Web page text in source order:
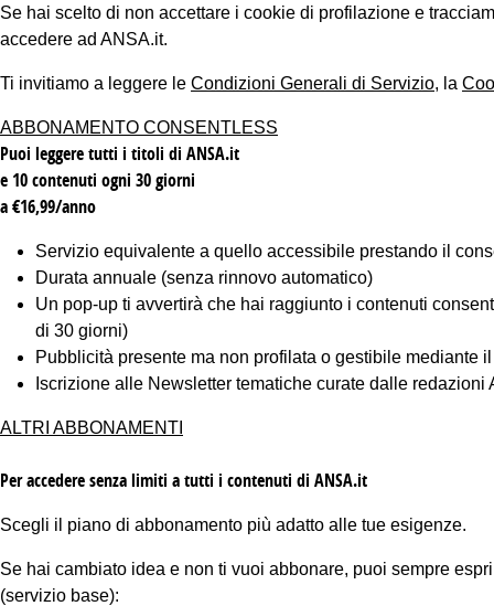
Se hai scelto di non accettare i cookie di profilazione e
accedere ad ANSA.it.
Ti invitiamo a leggere le Condizioni Generali di Servizio, la
ABBONAMENTO CONSENTLESS
Puoi leggere tutti i titoli di ANSA.it
e 10 contenuti ogni 30 giorni
a €16,99/anno
Servizio equivalente a quello accessibile prestando il
Durata annuale (senza rinnovo automatico)
Un pop-up ti avvertirà che hai raggiunto i contenuti
di 30 giorni)
Pubblicità presente ma non profilata o gestibile mediante
Iscrizione alle Newsletter tematiche curate dalle redazioni
ALTRI ABBONAMENTI
Per accedere senza limiti a tutti i contenuti di ANSA.it
Scegli il piano di abbonamento più adatto alle tue esigenze.
Se hai cambiato idea e non ti vuoi abbonare, puoi sempre
(servizio base):